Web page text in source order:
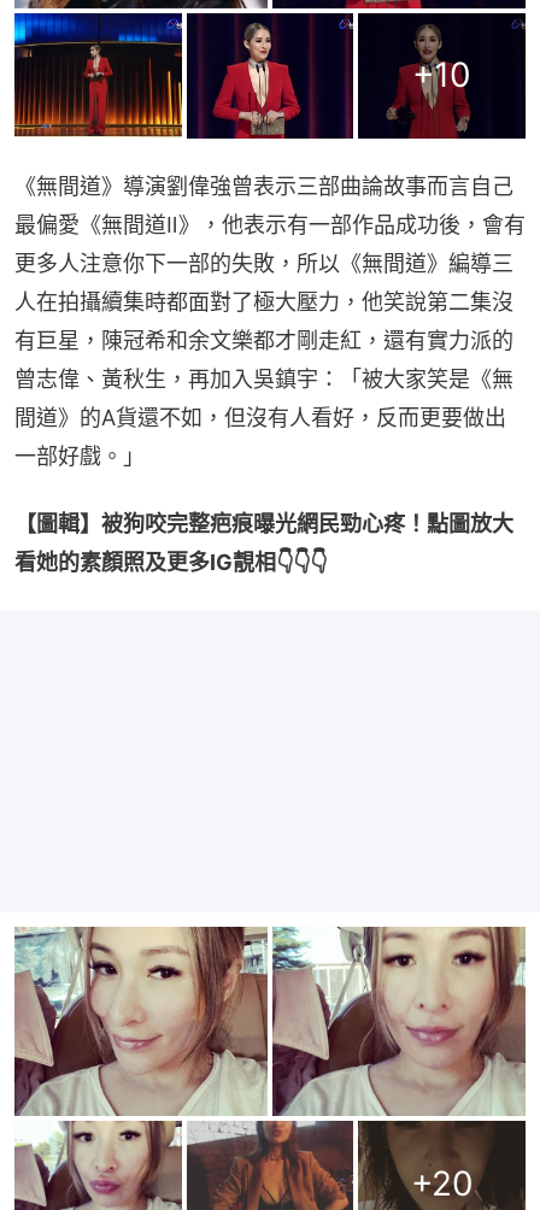
+10
《無間道》導演劉偉強曾表示三部曲論故事而言自己
最偏愛《無間道Ⅱ》，他表示有一部作品成功後，會有
更多人注意你下一部的失敗，所以《無間道》編導三
人在拍攝續集時都面對了極大壓力，他笑說第二集沒
有巨星，陳冠希和余文樂都才剛走紅，還有實力派的
曾志偉、黃秋生，再加入吳鎮宇：「被大家笑是《無
間道》的A貨還不如，但沒有人看好，反而更要做出
一部好戲。」
【圖輯】被狗咬完整疤痕曝光網民勁心疼！點圖放大
看她的素顏照及更多IG靚相👇👇👇
+20